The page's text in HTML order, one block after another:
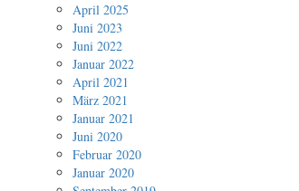
April 2025
Juni 2023
Juni 2022
Januar 2022
April 2021
März 2021
Januar 2021
Juni 2020
Februar 2020
Januar 2020